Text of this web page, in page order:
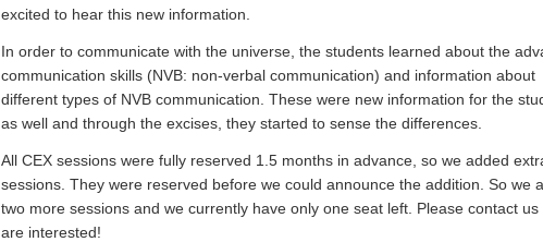
excited to hear this new information.
In order to communicate with the universe, the students learned about the
communication skills (NVB: non-verbal communication) and information about
different types of NVB communication. These were new information for the
as well and through the excises, they started to sense the differences.
All CEX sessions were fully reserved 1.5 months in advance, so we added
sessions. They were reserved before we could announce the addition. So we
two more sessions and we currently have only one seat left. Please contact us
are interested!